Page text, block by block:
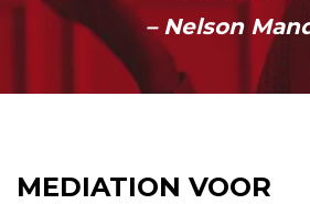
– Nelson
MEDIATION VOOR